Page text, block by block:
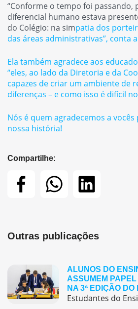
“Conforme o tempo foi passando,
diferencial humano estava
do Colégio: na simpatia dos
das áreas administrativas”, conta
Ela também agradece aos
“eles, ao lado da Diretoria e da
capazes de criar um ambiente de
diferenças – e como isso é difícil
Nós é quem agradecemos a
nossa história!
Compartilhe:
Outras publicações
ALUNOS DO
ASSUMEM
NA 3ª EDIÇÃO DO